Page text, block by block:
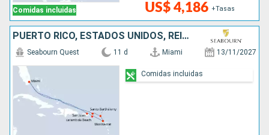
Comidas incluidas US$ 4,186 +Tasas
PUERTO RICO, ESTADOS UNIDOS, REINO UNIDO, FRANCIA
Seabourn Quest 11 d Miami 13/11/2027
Comidas incluidas